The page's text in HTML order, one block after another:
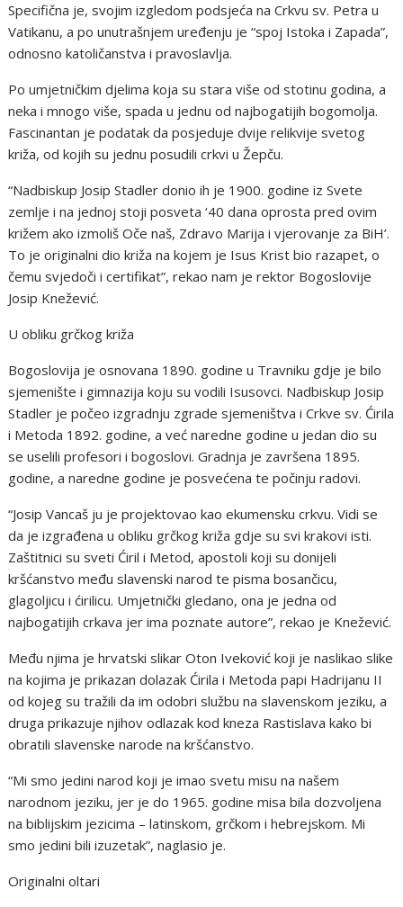
Specifična je, svojim izgledom podsjeća na Crkvu sv. Petra u
Vatikanu, a po unutrašnjem uređenju je “spoj Istoka i Zapada”,
odnosno katoličanstva i pravoslavlja.
Po umjetničkim djelima koja su stara više od stotinu godina, a
neka i mnogo više, spada u jednu od najbogatijih bogomolja.
Fascinantan je podatak da posjeduje dvije relikvije svetog
križa, od kojih su jednu posudili crkvi u Žepču.
“Nadbiskup Josip Stadler donio ih je 1900. godine iz Svete
zemlje i na jednoj stoji posveta ‘40 dana oprosta pred ovim
križem ako izmoliš Oče naš, Zdravo Marija i vjerovanje za BiH’.
To je originalni dio križa na kojem je Isus Krist bio razapet, o
čemu svjedoči i certifikat”, rekao nam je rektor Bogoslovije
Josip Knežević.
U obliku grčkog križa
Bogoslovija je osnovana 1890. godine u Travniku gdje je bilo
sjemenište i gimnazija koju su vodili Isusovci. Nadbiskup Josip
Stadler je počeo izgradnju zgrade sjemeništva i Crkve sv. Ćirila
i Metoda 1892. godine, a već naredne godine u jedan dio su
se uselili profesori i bogoslovi. Gradnja je završena 1895.
godine, a naredne godine je posvećena te počinju radovi.
“Josip Vancaš ju je projektovao kao ekumensku crkvu. Vidi se
da je izgrađena u obliku grčkog križa gdje su svi krakovi isti.
Zaštitnici su sveti Ćiril i Metod, apostoli koji su donijeli
kršćanstvo među slavenski narod te pisma bosančicu,
glagoljicu i ćirilicu. Umjetnički gledano, ona je jedna od
najbogatijih crkava jer ima poznate autore”, rekao je Knežević.
Među njima je hrvatski slikar Oton Iveković koji je naslikao slike
na kojima je prikazan dolazak Ćirila i Metoda papi Hadrijanu II
od kojeg su tražili da im odobri službu na slavenskom jeziku, a
druga prikazuje njihov odlazak kod kneza Rastislava kako bi
obratili slavenske narode na kršćanstvo.
“Mi smo jedini narod koji je imao svetu misu na našem
narodnom jeziku, jer je do 1965. godine misa bila dozvoljena
na biblijskim jezicima – latinskom, grčkom i hebrejskom. Mi
smo jedini bili izuzetak”, naglasio je.
Originalni oltari